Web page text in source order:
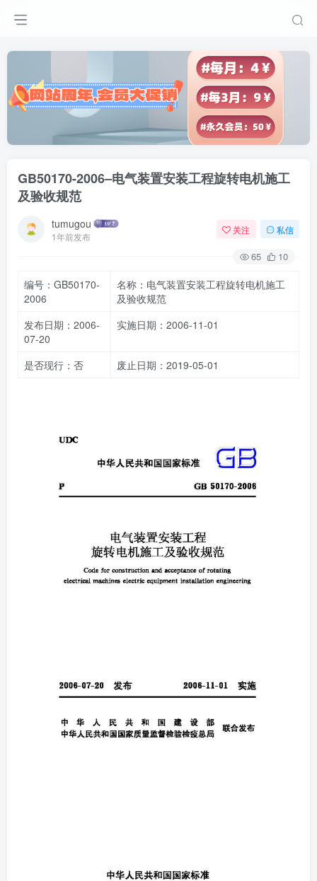
GB50170-2006–电气装置安装工程旋转电机施工
及验收规范
tumugou
1年前发布
关注 私信
65 10
编号：GB50170-
2006
名称：电气装置安装工程旋转电机施工
及验收规范
发布日期：2006-
07-20
实施日期：2006-11-01
是否现行：否 废止日期：2019-05-01